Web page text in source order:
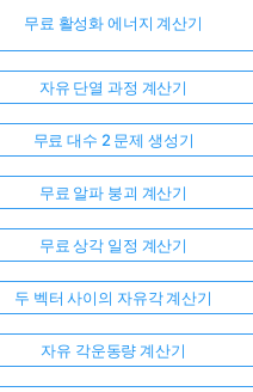
무료 활성화 에너지 계산기
자유 단열 과정 계산기
무료 대수 2 문제 생성기
무료 알파 붕괴 계산기
무료 상각 일정 계산기
두 벡터 사이의 자유각 계산기
자유 각운동량 계산기